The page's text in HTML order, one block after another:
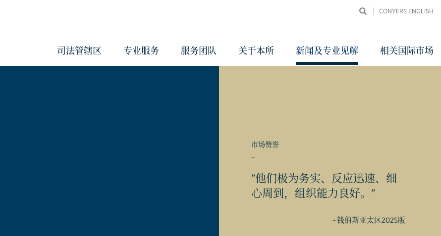
CONYERS ENGLISH
司法管辖区 专业服务 服务团队 关于本所 新闻及专业见解 相关国际市场
市场赞誉
"他们极为务实、反应迅速、细
心周到，组织能力良好。"
- 钱伯斯亚太区2025版